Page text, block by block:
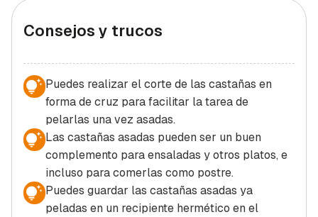
Consejos y trucos
Puedes realizar el corte de las castañas en
forma de cruz para facilitar la tarea de
pelarlas una vez asadas.
Las castañas asadas pueden ser un buen
complemento para ensaladas y otros platos, e
incluso para comerlas como postre.
Puedes guardar las castañas asadas ya
peladas en un recipiente hermético en el